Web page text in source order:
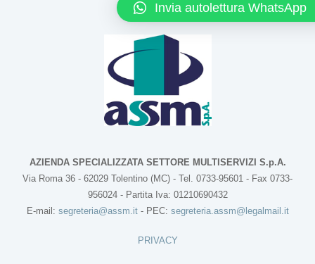
AZIENDA SPECIALIZZATA SETTORE MULTISERVIZI S.p.A.
Via Roma 36 - 62029 Tolentino (MC) - Tel. 0733-95601 - Fax 0733-
956024 - Partita Iva: 01210690432
E-mail: segreteria@assm.it- PEC: segreteria.assm@legalmail.it
PRIVACY
Invia autolettura WhatsApp